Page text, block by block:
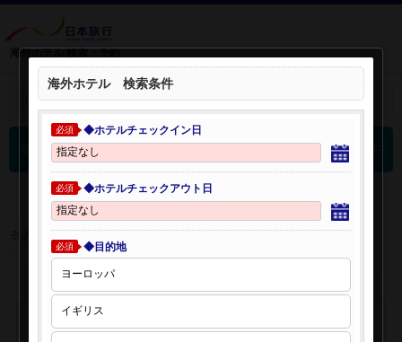
海外ホテル 検索・予約
検索条件を開く：
海外ホテル 検索結果
※表示金額はオンライン予約時の金額です。
海外ホテル 検索条件
必須 ◆ホテルチェックイン日
必須 ◆ホテルチェックアウト日
必須 ◆目的地